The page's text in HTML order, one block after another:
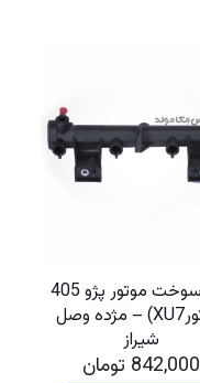
ریل سوخت موتور پژو 405
(موتورXU7) – مژده وصل
شیراز
842,000 تومان